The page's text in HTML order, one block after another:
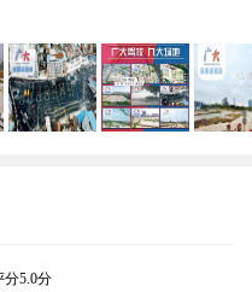
，创办于1993年。经交
一所专业机动车技术培训
。广大驾校始终坚持一次
况可采取上门服务，学校
效的管理制度。不允许对
分5.0分